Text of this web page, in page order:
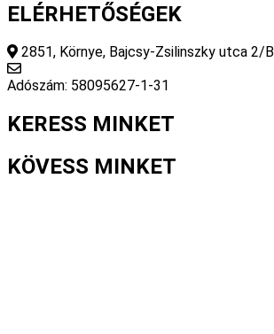
ELÉRHETŐSÉGEK
2851, Környe, Bajcsy-Zsilinszky utca 2/B
Adószám: 58095627-1-31
KERESS MINKET
KÖVESS MINKET